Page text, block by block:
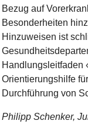
Bezug auf
Besonderheiten
Hinzuweisen ist
Handlungsleitfaden
Orientierungshilfe
Durchführung von
Philipp Schenker,